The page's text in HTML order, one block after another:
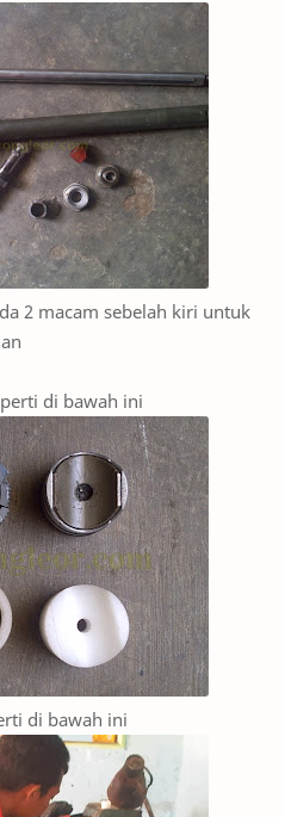
2 macam sebelah kiri untuk
di bawah ini
di bawah ini